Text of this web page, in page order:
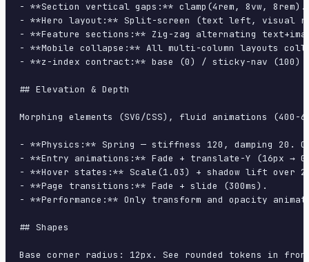
- **Section vertical gaps:** clamp(4rem, 8vw, 8rem).
- **Hero layout:** Split-screen (text left, visual
- **Feature sections:** Zig-zag alternating
- **Mobile collapse:** All multi-column layouts
- **z-index contract:** base (0) / sticky-nav
## Elevation & Depth
Morphing elements (SVG/CSS), fluid animations
- **Physics:** Spring — stiffness 120, damping 20.
- **Entry animations:** Fade + translate-Y (16px →
- **Hover states:** Scale(1.03) + shadow lift over
- **Page transitions:** Fade + slide (300ms).
- **Performance:** Only transform and opacity
## Shapes
Base corner radius: 12px. See rounded tokens in